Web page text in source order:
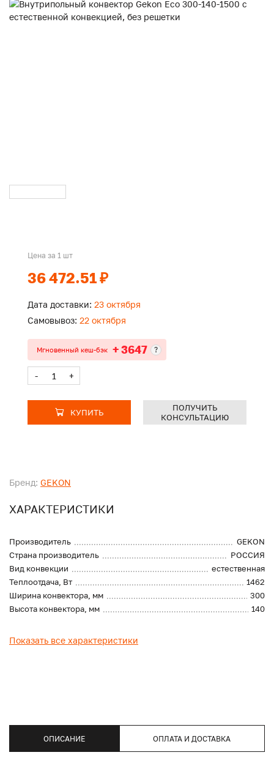
Бренд: GEKON
ХАРАКТЕРИСТИКИ
Производитель
GEKON
Страна производитель
РОССИЯ
Вид конвекции
естественная
Теплоотдача, Вт
1462
Ширина конвектора, мм
300
Высота конвектора, мм
140
Показать все характеристики
Цена за 1 шт
36 472.51 ₽
Дата доставки: 23 октября
Самовывоз: 22 октября
Мгновенный кеш-бэк + 3647 ?
- +
КУПИТЬ
ПОЛУЧИТЬ
КОНСУЛЬТАЦИЮ
ОПИСАНИЕ ОПЛАТА И ДОСТАВКА